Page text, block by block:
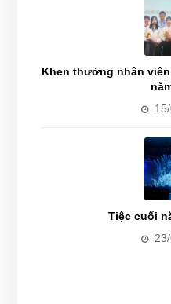
Khen thưởng nhân
Tiệc cuối